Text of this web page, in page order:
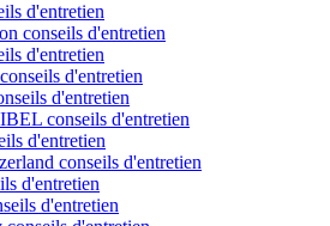
d'entretien
conseils d'entretien
d'entretien
d'entretien
d'entretien
conseils d'entretien
d'entretien
conseils d'entretien
d'entretien
d'entretien